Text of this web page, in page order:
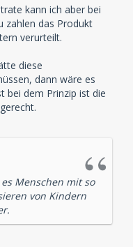
kann ich aber bei
zahlen das Produkt
verurteilt.
diese
dann wäre es
bei dem Prinzip ist die
Menschen mit so
von Kindern